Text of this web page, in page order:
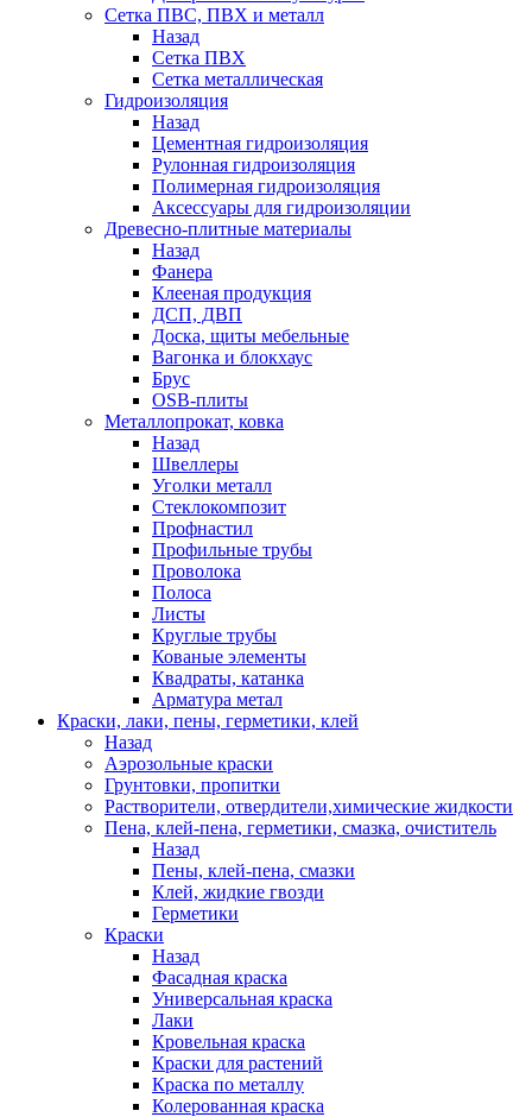
Сетка ПВС, ПВХ и металл
Назад
Сетка ПВХ
Сетка металлическая
Гидроизоляция
Назад
Цементная гидроизоляция
Рулонная гидроизоляция
Полимерная гидроизоляция
Аксессуары для гидроизоляции
Древесно-плитные материалы
Назад
Фанера
Клееная продукция
ДСП, ДВП
Доска, щиты мебельные
Вагонка и блокхаус
Брус
OSB-плиты
Металлопрокат, ковка
Назад
Швеллеры
Уголки металл
Стеклокомпозит
Профнастил
Профильные трубы
Проволока
Полоса
Листы
Круглые трубы
Кованые элементы
Квадраты, катанка
Арматура метал
Краски, лаки, пены, герметики, клей
Назад
Аэрозольные краски
Грунтовки, пропитки
Растворители, отвердители,химические жидкости
Пена, клей-пена, герметики, смазка, очиститель
Назад
Пены, клей-пена, смазки
Клей, жидкие гвозди
Герметики
Краски
Назад
Фасадная краска
Универсальная краска
Лаки
Кровельная краска
Краски для растений
Краска по металлу
Колерованная краска